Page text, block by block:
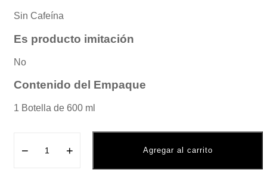
Sin Cafeína
Es producto imitación
No
Contenido del Empaque
1 Botella de 600 ml
− + Agregar al carrito